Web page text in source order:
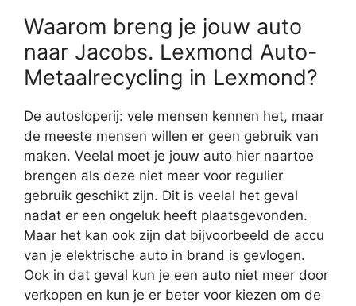
Waarom breng je jouw auto
naar Jacobs. Lexmond Auto-
Metaalrecycling in Lexmond?
De autosloperij: vele mensen kennen het, maar
de meeste mensen willen er geen gebruik van
maken. Veelal moet je jouw auto hier naartoe
brengen als deze niet meer voor regulier
gebruik geschikt zijn. Dit is veelal het geval
nadat er een ongeluk heeft plaatsgevonden.
Maar het kan ook zijn dat bijvoorbeeld de accu
van je elektrische auto in brand is gevlogen.
Ook in dat geval kun je een auto niet meer door
verkopen en kun je er beter voor kiezen om de